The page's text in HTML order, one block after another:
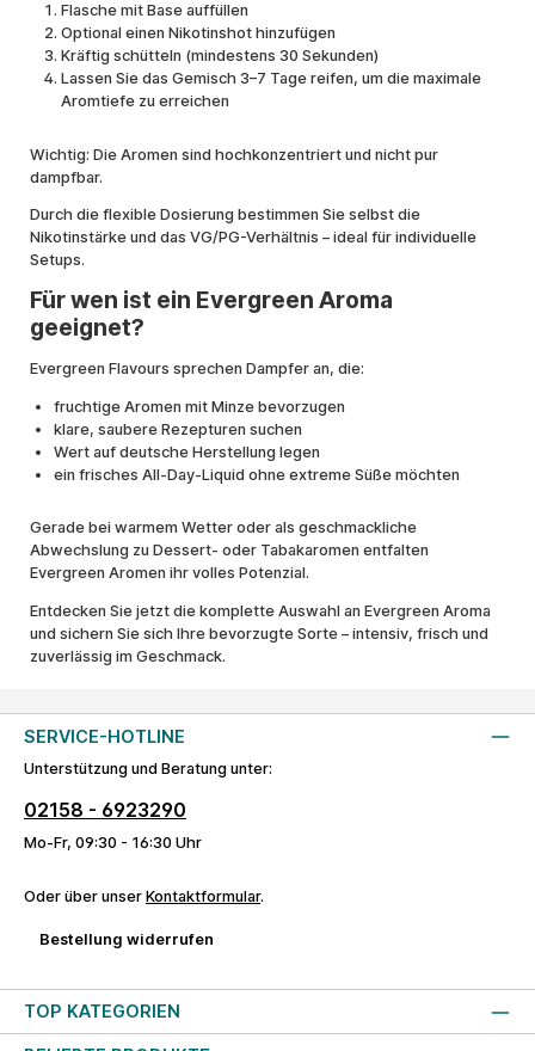
Flasche mit Base auffüllen
Optional einen Nikotinshot hinzufügen
Kräftig schütteln (mindestens 30 Sekunden)
Lassen Sie das Gemisch 3–7 Tage reifen, um die maximale
Aromtiefe zu erreichen
Wichtig: Die Aromen sind hochkonzentriert und nicht pur
dampfbar.
Durch die flexible Dosierung bestimmen Sie selbst die
Nikotinstärke und das VG/PG-Verhältnis – ideal für individuelle
Setups.
Für wen ist ein Evergreen Aroma
geeignet?
Evergreen Flavours sprechen Dampfer an, die:
fruchtige Aromen mit Minze bevorzugen
klare, saubere Rezepturen suchen
Wert auf deutsche Herstellung legen
ein frisches All-Day-Liquid ohne extreme Süße möchten
Gerade bei warmem Wetter oder als geschmackliche
Abwechslung zu Dessert- oder Tabakaromen entfalten
Evergreen Aromen ihr volles Potenzial.
Entdecken Sie jetzt die komplette Auswahl an Evergreen Aroma
und sichern Sie sich Ihre bevorzugte Sorte – intensiv, frisch und
zuverlässig im Geschmack.
SERVICE-HOTLINE
Unterstützung und Beratung unter:
02158 - 6923290
Mo-Fr, 09:30 - 16:30 Uhr
Oder über unser Kontaktformular.
Bestellung widerrufen
TOP KATEGORIEN